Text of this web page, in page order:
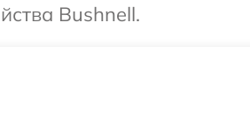
Bushnell.